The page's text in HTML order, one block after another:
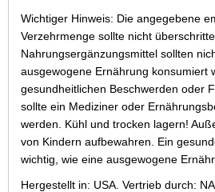
Wichtiger Hinweis: Die angegebene
Verzehrmenge sollte nicht
Nahrungsergänzungsmittel sollten
ausgewogene Ernährung konsumiert
gesundheitlichen Beschwerden oder
sollte ein Mediziner oder
werden. Kühl und trocken lagern!
von Kindern aufbewahren. Ein
wichtig, wie eine ausgewogene
Hergestellt in: USA. Vertrieb durch: